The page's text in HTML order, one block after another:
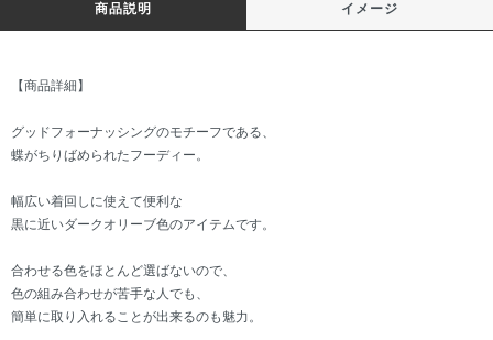
商品説明 イメージ
【商品詳細】
グッドフォーナッシングのモチーフである、
蝶がちりばめられたフーディー。
幅広い着回しに使えて便利な
黒に近いダークオリーブ色のアイテムです。
合わせる色をほとんど選ばないので、
色の組み合わせが苦手な人でも、
簡単に取り入れることが出来るのも魅力。